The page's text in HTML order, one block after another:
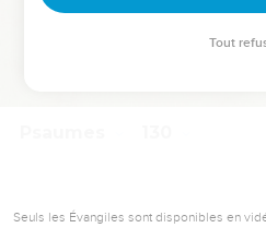
Seuls les Évangiles sont disponibles en
Tout